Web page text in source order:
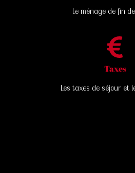
Le ménage de fin
Taxes
Les taxes de séjour et